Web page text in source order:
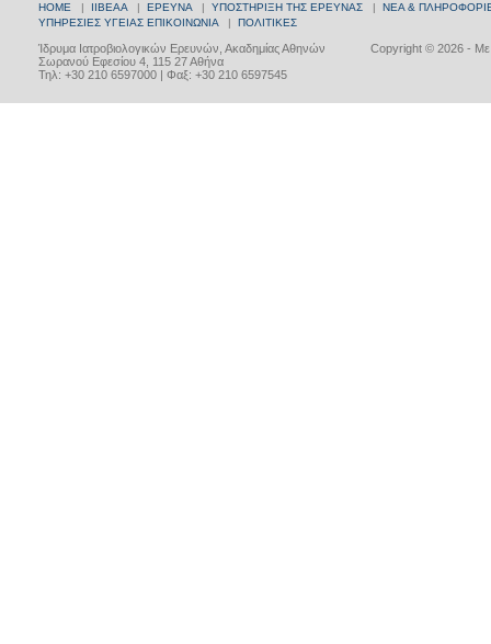
HOME | ΙΙΒΕΑΑ | ΕΡΕΥΝΑ | ΥΠΟΣΤΗΡΙΞΗ ΤΗΣ ΕΡΕΥΝΑΣ | ΝΕΑ &
ΥΠΗΡΕΣΙΕΣ ΥΓΕΙΑΣ ΕΠΙΚΟΙΝΩΝΙΑ | ΠΟΛΙΤΙΚΕΣ
Copyright © 2026 - Με
Ίδρυμα Ιατροβιολογικών Ερευνών, Ακαδημίας Αθηνών
Σωρανού Εφεσίου 4, 115 27 Αθήνα
Τηλ: +30 210 6597000 | Φαξ: +30 210 6597545